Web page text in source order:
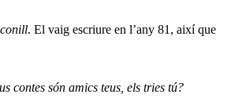
. El vaig escriure en l’any 81, així que
contes són amics teus, els tries tú?